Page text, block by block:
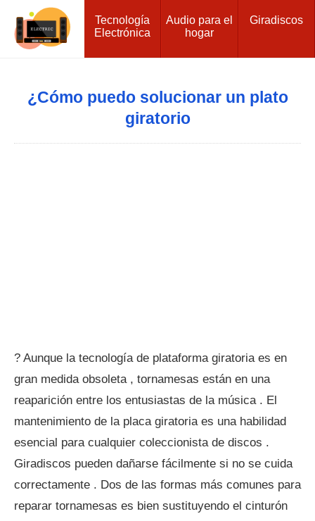
Tecnología
Electrónica
Audio para el
hogar
Giradiscos
¿Cómo puedo solucionar un plato
giratorio
? Aunque la tecnología de plataforma giratoria es en
gran medida obsoleta , tornamesas están en una
reaparición entre los entusiastas de la música . El
mantenimiento de la placa giratoria es una habilidad
esencial para cualquier coleccionista de discos .
Giradiscos pueden dañarse fácilmente si no se cuida
correctamente . Dos de las formas más comunes para
reparar tornamesas es bien sustituyendo el cinturón